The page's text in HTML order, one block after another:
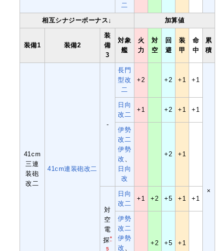
二
相互シナジーボーナス↓ 加算値
装備1 装備2
装
備
3
対象
艦
火
力
対
空
回
避
装
甲
命
中
累
積
41cm
三連
装砲
改二
41cm連装砲改二
-
長門
型改
二
+2 +2 +1 +1
×
日向
改二
+1 +2 +1 +1
伊勢
改二
伊勢
改
日向
改
+2 +1
対
空
電
探*
5
日向
改二
+1 +2 +5 +1 +1
伊勢
改二
伊勢
改
+2 +5 +1